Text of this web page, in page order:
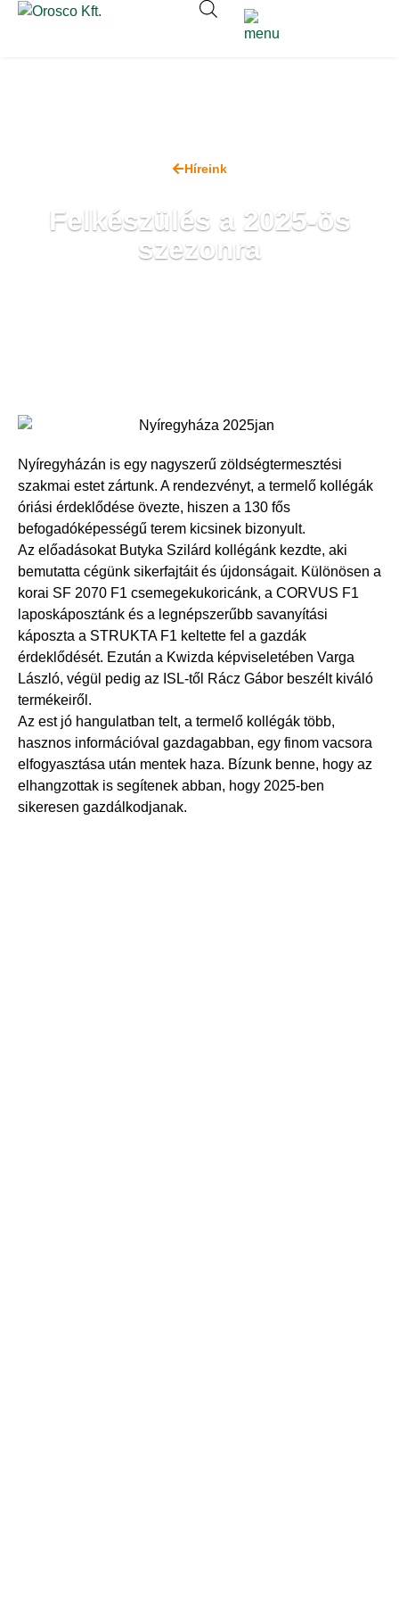
Híreink
Felkészülés a 2025-ös
szezonra
Nyíregyházán is egy nagyszerű zöldségtermesztési
szakmai estet zártunk. A rendezvényt, a termelő kollégák
óriási érdeklődése övezte, hiszen a 130 fős
befogadóképességű terem kicsinek bizonyult.
Az előadásokat Butyka Szilárd kollégánk kezdte, aki
bemutatta cégünk sikerfajtáit és újdonságait. Különösen a
korai SF 2070 F1 csemegekukoricánk, a CORVUS F1
laposkáposztánk és a legnépszerűbb savanyítási
káposzta a STRUKTA F1 keltette fel a gazdák
érdeklődését. Ezután a Kwizda képviseletében Varga
László, végül pedig az ISL-től Rácz Gábor beszélt kiváló
termékeiről.
Az est jó hangulatban telt, a termelő kollégák több,
hasznos információval gazdagabban, egy finom vacsora
elfogyasztása után mentek haza. Bízunk benne, hogy az
elhangzottak is segítenek abban, hogy 2025-ben
sikeresen gazdálkodjanak.